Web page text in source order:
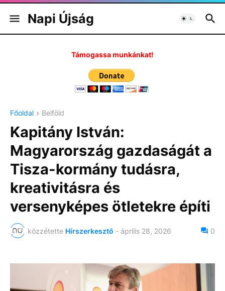
Napi Újság
Támogassa munkánkat!
Főoldal Belföld
Kapitány István:
Magyarország gazdaságát a
Tisza-kormány tudásra,
kreativitásra és
versenyképes ötletekre építi
közzétette Hírszerkesztő - április 28, 2026 0